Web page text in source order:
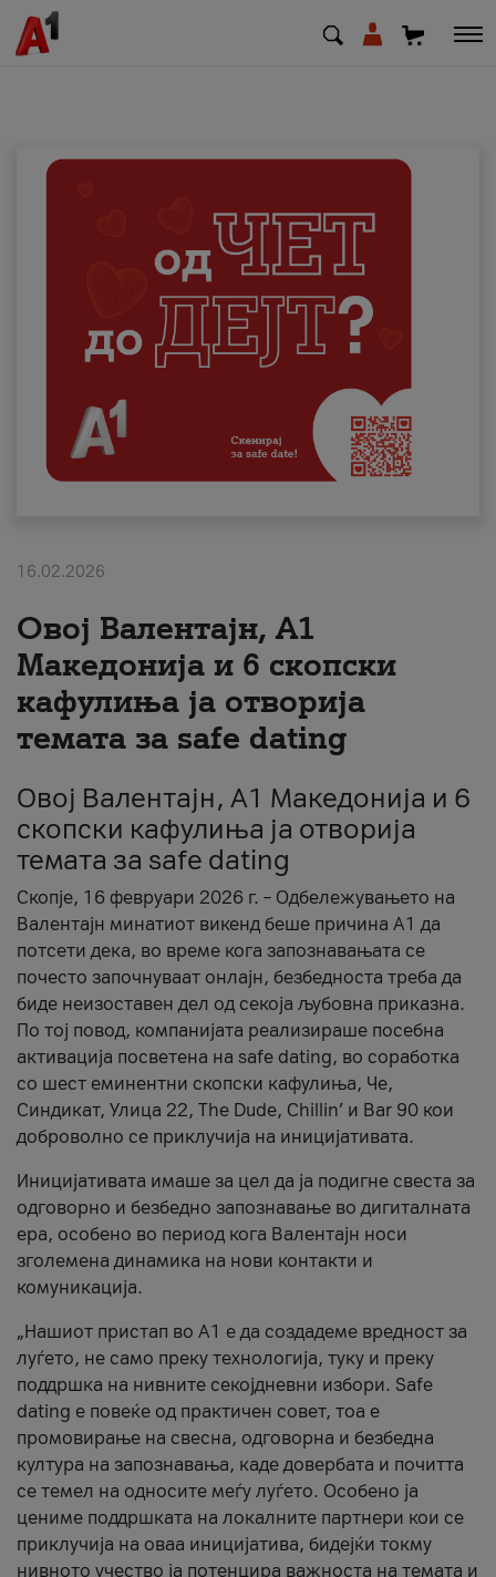
Деловни
Поддршка
Надополни кредит
Плати сметка
#ПодобарОнлајн
16.02.2026
Овој Валентајн, A1
Македонија и 6 скопски
кафулиња ја отворија
темата за safe dating
Овој Валентајн, A1 Македонија и 6
скопски кафулиња ја отворија
темата за safe dating
Скопје, 16 февруари 2026 г. – Одбележувањето на
Валентајн минатиот викенд беше причина А1 да
потсети дека, во време кога запознавањата се
почесто започнуваат онлајн, безбедноста треба да
биде неизоставен дел од секоја љубовна приказна.
По тој повод, компанијата реализираше посебна
активација посветена на safe dating, во соработка
со шест еминентни скопски кафулиња, Че,
Синдикат, Улица 22, The Dude, Chillin’ и Bar 90 кои
доброволно се приклучија на иницијативата.
Иницијативата имаше за цел да ја подигне свеста за
одговорно и безбедно запознавање во дигиталната
ера, особено во период кога Валентајн носи
зголемена динамика на нови контакти и
комуникација.
„Нашиот пристап во А1 е да создадеме вредност за
луѓето, не само преку технологија, туку и преку
поддршка на нивните секојдневни избори. Safe
dating е повеќе од практичен совет, тоа е
промовирање на свесна, одговорна и безбедна
култура на запознавања, каде довербата и почитта
се темел на односите меѓу луѓето. Особено ја
цениме поддршката на локалните партнери кои се
приклучија на оваа иницијатива, бидејќи токму
нивното учество ја потенцира важноста на темата и